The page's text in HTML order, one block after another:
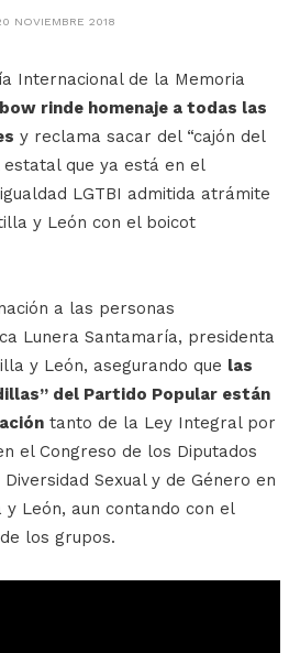
NOVIEMBRE 2018
Internacional de la Memoria
rinde homenaje a todas las
y reclama sacar del “cajón del
que ya está en el
LGTBI admitida atrámite
y León con el boicot
a las personas
Lunera Santamaría, presidenta
y León, asegurando que las
del Partido Popular están
tanto de la Ley Integral por
el Congreso de los Diputados
Sexual y de Género en
León, aun contando con el
los grupos.